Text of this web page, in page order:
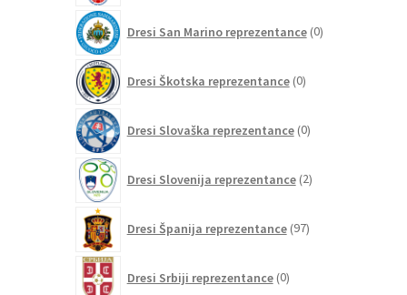
Dresi San Marino reprezentance 0izdelkov
Dresi Škotska reprezentance 0izdelkov
Dresi Slovaška reprezentance 0izdelkov
Dresi Slovenija reprezentance 2izdelka
Dresi Španija reprezentance 97izdelkov
Dresi Srbiji reprezentance 0izdelkov